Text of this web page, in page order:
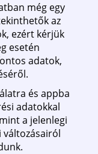
még egy
az
ezért kérjük
esetén
adatok,
és appba
adatokkal
a jelenlegi
változásairól